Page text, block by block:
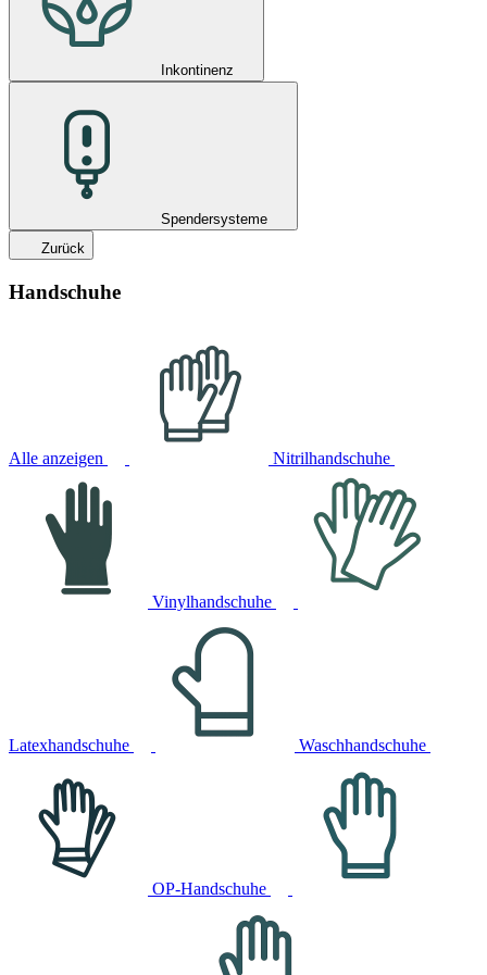
Inkontinenz
Spendersysteme
Zurück
Handschuhe
Alle anzeigen Nitrilhandschuhe
Vinylhandschuhe
Latexhandschuhe Waschhandschuhe
OP-Handschuhe